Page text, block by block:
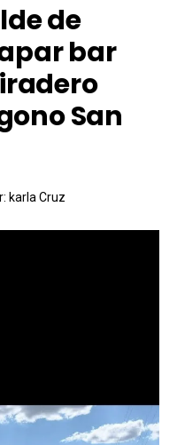
de
bar
San
karla Cruz